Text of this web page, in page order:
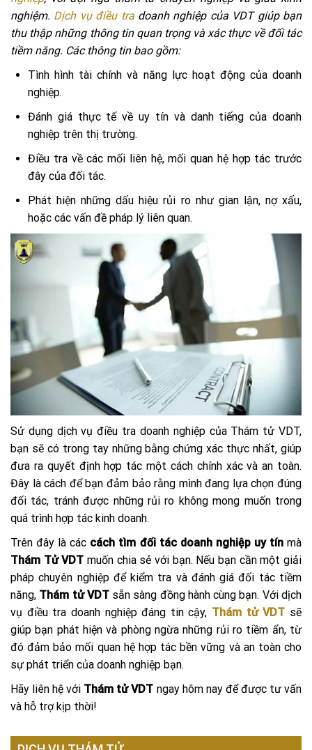
nghiệm. Dịch vụ điều tradoanh nghiệp của VDT giúp bạn
thu thập những thông tin quan trọng và xác thực về đối tác
tiềm năng. Các thông tin bao gồm:
Tình hình tài chính và năng lực hoạt động của doanh
nghiệp.
Đánh giá thực tế về uy tín và danh tiếng của doanh
nghiệp trên thị trường.
Điều tra về các mối liên hệ, mối quan hệ hợp tác trước
đây của đối tác.
Phát hiện những dấu hiệu rủi ro như gian lận, nợ xấu,
hoặc các vấn đề pháp lý liên quan.
Sử dụng dịch vụ điều tra doanh nghiệp của Thám tử VDT,
bạn sẽ có trong tay những bằng chứng xác thực nhất, giúp
đưa ra quyết định hợp tác một cách chính xác và an toàn.
Đây là cách để bạn đảm bảo rằng mình đang lựa chọn đúng
đối tác, tránh được những rủi ro không mong muốn trong
quá trình hợp tác kinh doanh.
Trên đây là các cách tìm đối tác doanh nghiệp uy tínmà
Thám Tử VDT muốn chia sẻ với bạn. Nếu bạn cần một giải
pháp chuyên nghiệp để kiểm tra và đánh giá đối tác tiềm
năng, Thám tử VDTsẵn sàng đồng hành cùng bạn. Với dịch
vụ điều tra doanh nghiệp đáng tin cậy, Thám tử VDT sẽ
giúp bạn phát hiện và phòng ngừa những rủi ro tiềm ẩn, từ
đó đảm bảo mối quan hệ hợp tác bền vững và an toàn cho
sự phát triển của doanh nghiệp bạn.
Hãy liên hệ với Thám tử VDT ngay hôm nay để được tư vấn
và hỗ trợ kịp thời!